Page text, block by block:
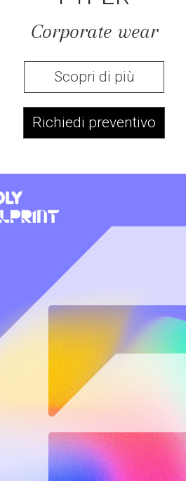
Corporate wear
Scopri di più
Richiedi preventivo